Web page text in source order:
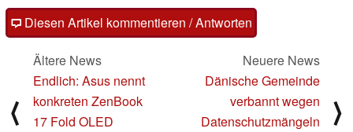
Diesen Artikel kommentieren / Antworten
⟨
Ältere News
Endlich: Asus nennt
konkreten ZenBook
17 Fold OLED
Neuere News
Dänische Gemeinde
verbannt wegen
Datenschutzmängeln
⟩